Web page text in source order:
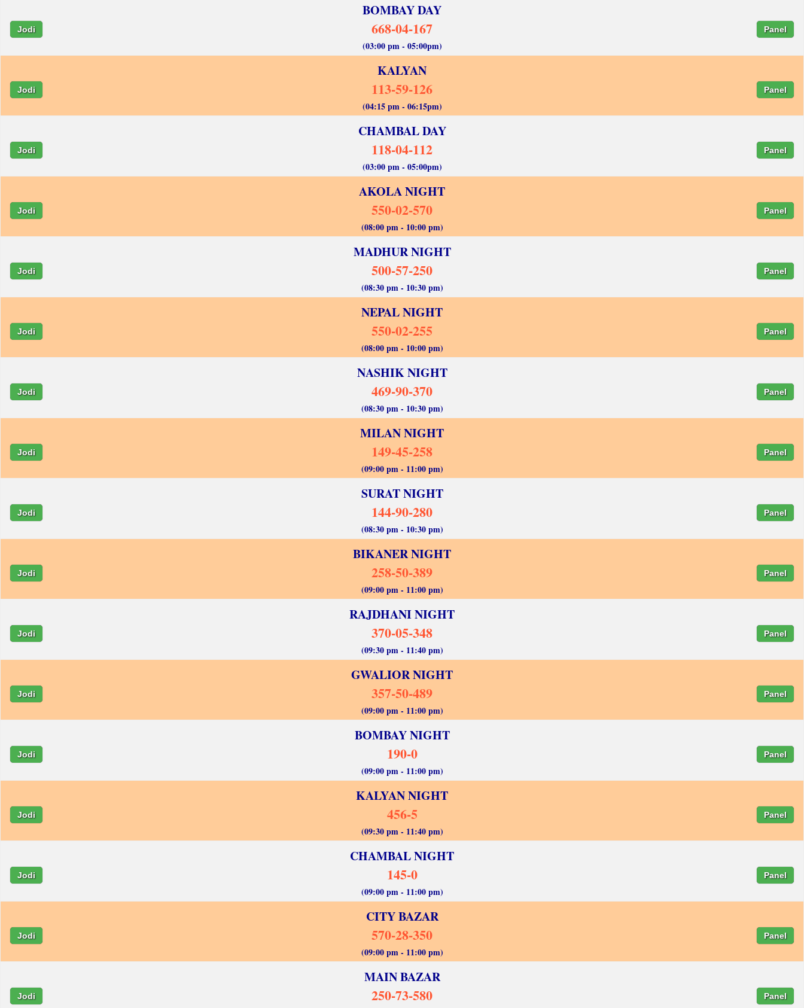
BOMBAY DAY
Jodi 668-04-167 Panel
(03:00 pm - 05:00pm)
KALYAN
Jodi 113-59-126 Panel
(04:15 pm - 06:15pm)
CHAMBAL DAY
Jodi 118-04-112 Panel
(03:00 pm - 05:00pm)
AKOLA NIGHT
Jodi 550-02-570 Panel
(08:00 pm - 10:00 pm)
MADHUR NIGHT
Jodi 500-57-250 Panel
(08:30 pm - 10:30 pm)
NEPAL NIGHT
Jodi 550-02-255 Panel
(08:00 pm - 10:00 pm)
NASHIK NIGHT
Jodi 469-90-370 Panel
(08:30 pm - 10:30 pm)
MILAN NIGHT
Jodi 149-45-258 Panel
(09:00 pm - 11:00 pm)
SURAT NIGHT
Jodi 144-90-280 Panel
(08:30 pm - 10:30 pm)
BIKANER NIGHT
Jodi 258-50-389 Panel
(09:00 pm - 11:00 pm)
RAJDHANI NIGHT
Jodi 370-05-348 Panel
(09:30 pm - 11:40 pm)
GWALIOR NIGHT
Jodi 357-50-489 Panel
(09:00 pm - 11:00 pm)
BOMBAY NIGHT
Jodi 190-0 Panel
(09:00 pm - 11:00 pm)
KALYAN NIGHT
Jodi 456-5 Panel
(09:30 pm - 11:40 pm)
CHAMBAL NIGHT
Jodi 145-0 Panel
(09:00 pm - 11:00 pm)
CITY BAZAR
Jodi 570-28-350 Panel
(09:00 pm - 11:00 pm)
MAIN BAZAR
Jodi 250-73-580 Panel